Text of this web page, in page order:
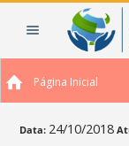
Página Inicial
Data: 24/10/2018